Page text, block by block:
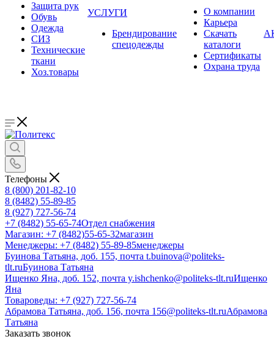
Защита рук
Обувь
Одежда
СИЗ
Технические
ткани
Хоз.товары
УСЛУГИ
Брендирование
спецодежды
О компании
Карьера
Cкачать
каталоги
Сертификаты
Охрана труда
Телефоны
8 (800) 201-82-10
8 (8482) 55-89-85
8 (927) 727-56-74
+7 (8482) 55-65-74Отдел снабжения
Магазин: +7 (8482)55-65-32магазин
Менеджеры: +7 (8482) 55-89-85менеджеры
Буинова Татьяна, доб. 155, почта t.buinova@politeks-
tlt.ruБуинова Татьяна
Ищенко Яна, доб. 152, почта y.ishchenko@politeks-tlt.ruИщенко
Яна
Товароведы: +7 (927) 727-56-74
Абрамова Татьяна, доб. 156, почта 156@politeks-tlt.ruАбрамова
Татьяна
Заказать звонок